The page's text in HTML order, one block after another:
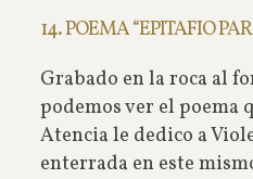
14. POEMA “EPITAFIO
Grabado en la roca al
podemos ver el poema
Atencia le dedico a
enterrada en este